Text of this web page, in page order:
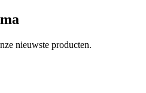
nieuwste producten.